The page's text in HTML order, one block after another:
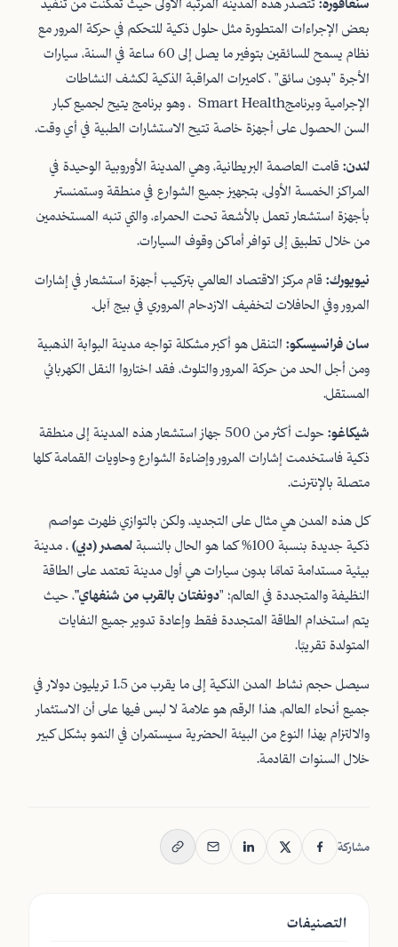
بعض الإجراءات المتطورة مثل حلول ذكية للتحكم في حركة المرور مع
نظام يسمح للسائقين بتوفير ما يصل إلى 60 ساعة في السنة، سيارات
الأجرة "بدون سائق" ، كاميرات المراقبة الذكية لكشف النشاطات
الإجرامية وبرنامجSmart Health ، وهو برنامج يتيح لجميع كبار
السن الحصول على أجهزة خاصة تتيح الاستشارات الطبية في أي وقت.
لندن: قامت العاصمة البريطانية، وهي المدينة الأوروبية الوحيدة في
المراكز الخمسة الأولى، بتجهيز جميع الشوارع في منطقة وستمنستر
بأجهزة استشعار تعمل بالأشعة تحت الحمراء، والتي تنبه المستخدمين
من خلال تطبيق إلى توافر أماكن وقوف السيارات.
نيويورك: قام مركز الاقتصاد العالمي بتركيب أجهزة استشعار في إشارات
المرور وفي الحافلات لتخفيف الازدحام المروري في بيج آبل.
سان فرانسيسكو: التنقل هو أكبر مشكلة تواجه مدينة البوابة الذهبية
ومن أجل الحد من حركة المرور والتلوث، فقد اختاروا النقل الكهربائي
المستقل.
شيكاغو:
حولت أكثر من 500 جهاز استشعار هذه المدينة إلى منطقة
ذكية فاستخدمت إشارات المرور وإضاءة الشوارع وحاويات القمامة كلها
متصلة بالإنترنت.
كل هذه المدن هي مثال على التجديد، ولكن بالتوازي ظهرت عواصم
ذكية جديدة بنسبة 100% كما هو الحال بالنسبة
لمصدر (دبي) ، مدينة
بيئية مستدامة تمامًا بدون سيارات هي أول مدينة تعتمد على الطاقة
النظيفة والمتجددة في العالم؛ "دونغتان بالقرب من شنغهاي"، حيث
يتم استخدام الطاقة المتجددة فقط وإعادة تدوير جميع النفايات
المتولدة تقريبًا.
سيصل حجم نشاط المدن الذكية إلى ما يقرب من 1.5 تريليون دولار في
جميع أنحاء العالم، هذا الرقم هو علامة لا لبس فيها على أن الاستثمار
والالتزام بهذا النوع من البيئة الحضرية سيستمران في النمو بشكل كبير
خلال السنوات القادمة.
مشاركة
التصنيفات